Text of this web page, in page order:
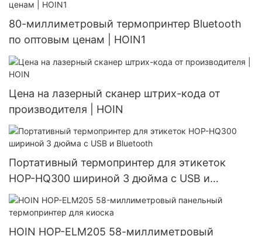
80-миллиметровый термопринтер Bluetooth
по оптовым ценам | HOIN1
Цена на лазерный сканер штрих-кода от
производителя | HOIN
Портативный термопринтер для этикеток
HOP-HQ300 шириной 3 дюйма с USB и
Bluetooth
HOIN HOP-ELM205 58-миллиметровый